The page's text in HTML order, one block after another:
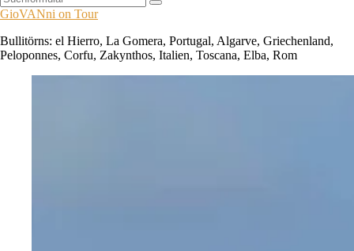
Search
GioVANni on Tour
Bullitörns: el Hierro, La Gomera, Portugal, Algarve, Griechenland,
Peloponnes, Corfu, Zakynthos, Italien, Toscana, Elba, Rom